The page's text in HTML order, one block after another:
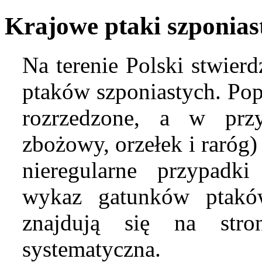
Krajowe ptaki
Na terenie Polski
ptaków szponiastych.
rozrzedzone, a w
zbożowy, orzełek i
nieregularne
wykaz gatunków
znajdują się na
systematyczna.